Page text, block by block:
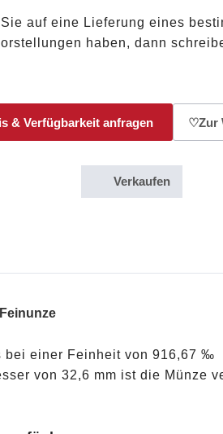
auf eine Lieferung eines
haben, dann
& Verfügbarkeit anfragen ♡Zur
Krügerrand 1982 (statt 2010) Menge
Verkaufen
bei einer Feinheit von 916,67
von 32,6 mm ist die Münze